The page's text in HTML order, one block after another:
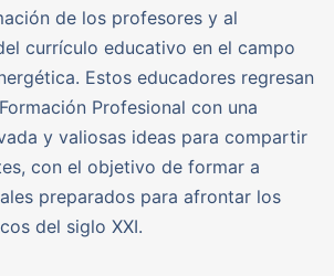
de los profesores y al
currículo educativo en el campo
Estos educadores regresan
Profesional con una
y valiosas ideas para compartir
con el objetivo de formar a
preparados para afrontar los
del siglo XXI.